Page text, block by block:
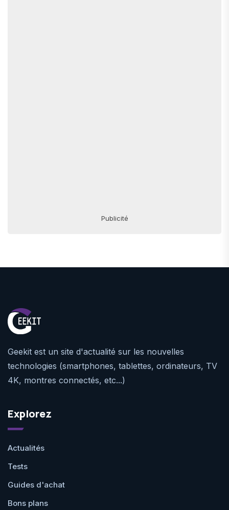
Publicité
Geekit est un site d'actualité sur les nouvelles
technologies (smartphones, tablettes, ordinateurs, TV
4K, montres connectés, etc...)
Explorez
Actualités
Tests
Guides d'achat
Bons plans